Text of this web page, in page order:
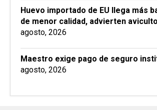
Huevo importado de EU llega más
de menor calidad, advierten
agosto, 2026
Maestro exige pago de seguro
agosto, 2026